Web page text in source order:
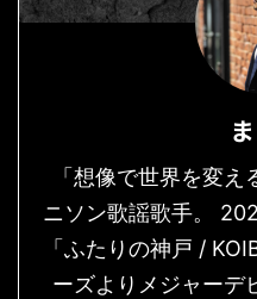
「想像で世界を変
ニソン歌謡歌手。
「ふたりの神戸 /
ーズよりメジャーデ